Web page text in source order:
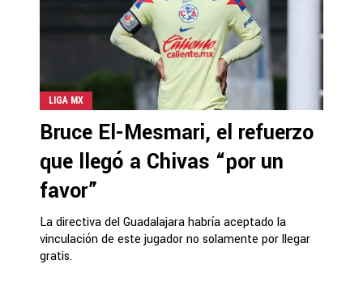
LIGA MX
Bruce El-Mesmari, el refuerzo
que llegó a Chivas “por un
favor”
La directiva del Guadalajara habría aceptado la
vinculación de este jugador no solamente por llegar
gratis.